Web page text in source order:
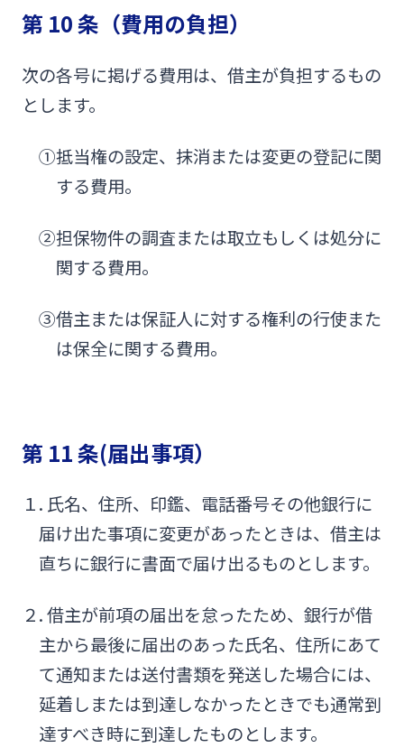
第 10 条（費用の負担）
次の各号に掲げる費用は、借主が負担するもの
とします。
①抵当権の設定、抹消または変更の登記に関
する費用。
②担保物件の調査または取立もしくは処分に
関する費用。
③借主または保証人に対する権利の行使また
は保全に関する費用。
第 11 条(届出事項）
１. 氏名、住所、印鑑、電話番号その他銀行に
届け出た事項に変更があったときは、借主は
直ちに銀行に書面で届け出るものとします。
２. 借主が前項の届出を怠ったため、銀行が借
主から最後に届出のあった氏名、住所にあて
て通知または送付書類を発送した場合には、
延着しまたは到達しなかったときでも通常到
達すべき時に到達したものとします。